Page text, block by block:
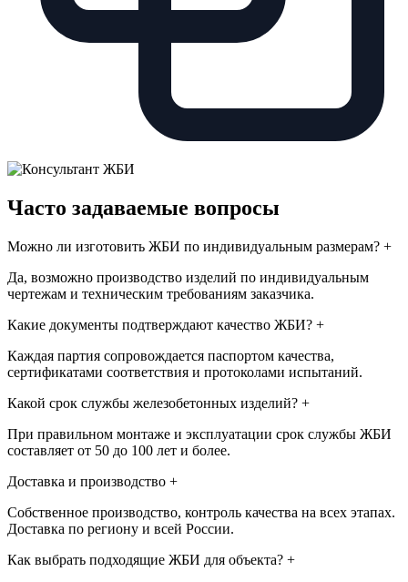
Часто задаваемые вопросы
Можно ли изготовить ЖБИ по индивидуальным размерам? +
Да, возможно производство изделий по индивидуальным
чертежам и техническим требованиям заказчика.
Какие документы подтверждают качество ЖБИ? +
Каждая партия сопровождается паспортом качества,
сертификатами соответствия и протоколами испытаний.
Какой срок службы железобетонных изделий? +
При правильном монтаже и эксплуатации срок службы ЖБИ
составляет от 50 до 100 лет и более.
Доставка и производство +
Собственное производство, контроль качества на всех этапах.
Доставка по региону и всей России.
Как выбрать подходящие ЖБИ для объекта? +